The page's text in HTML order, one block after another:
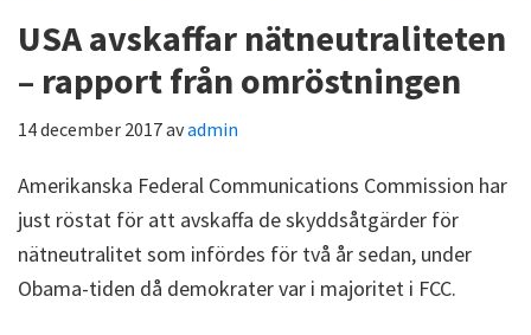
USA avskaffar nätneutraliteten
– rapport från omröstningen
14 december 2017avadmin
Amerikanska Federal Communications Commission har
just röstat för att avskaffa de skyddsåtgärder för
nätneutralitet som infördes för två år sedan, under
Obama-tiden då demokrater var i majoritet i FCC.